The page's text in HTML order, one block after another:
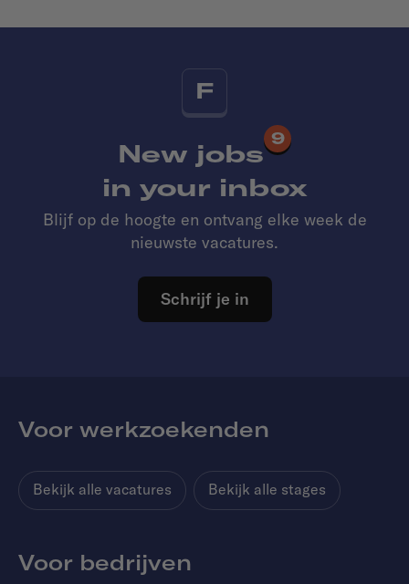
F
New jobs
9
in your inbox
Blijf op de hoogte en ontvang elke week de
nieuwste vacatures.
Schrijf je in
Voor werkzoekenden
Bekijk alle vacatures Bekijk alle stages
Voor bedrijven